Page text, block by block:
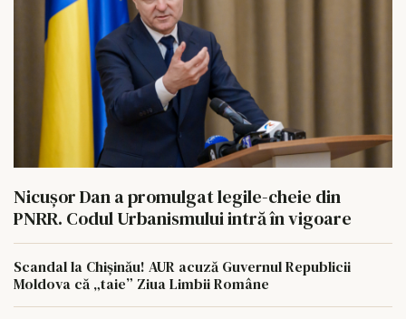
Nicușor Dan a promulgat legile-cheie din
PNRR. Codul Urbanismului intră în vigoare
Scandal la Chișinău! AUR acuză Guvernul Republicii
Moldova că „taie” Ziua Limbii Române